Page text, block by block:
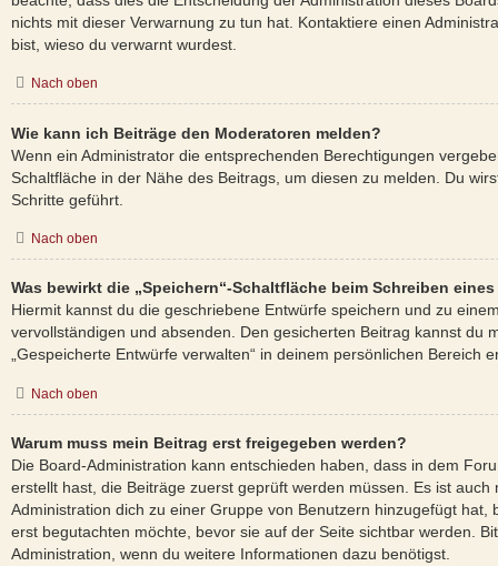
nichts mit dieser Verwarnung zu tun hat. Kontaktiere einen
bist, wieso du verwarnt wurdest.
Nach oben
Wie kann ich Beiträge den Moderatoren melden?
Wenn ein Administrator die entsprechenden Berechtigungen
Schaltfläche in der Nähe des Beitrags, um diesen zu melden. Du
Schritte geführt.
Nach oben
Was bewirkt die „Speichern“-Schaltfläche beim Schreiben
Hiermit kannst du die geschriebene Entwürfe speichern und zu
vervollständigen und absenden. Den gesicherten Beitrag kannst du
„Gespeicherte Entwürfe verwalten“ in deinem persönlichen Bereich
Nach oben
Warum muss mein Beitrag erst freigegeben werden?
Die Board-Administration kann entschieden haben, dass in dem
erstellt hast, die Beiträge zuerst geprüft werden müssen. Es ist auch
Administration dich zu einer Gruppe von Benutzern hinzugefügt hat,
erst begutachten möchte, bevor sie auf der Seite sichtbar werden.
Administration, wenn du weitere Informationen dazu benötigst.